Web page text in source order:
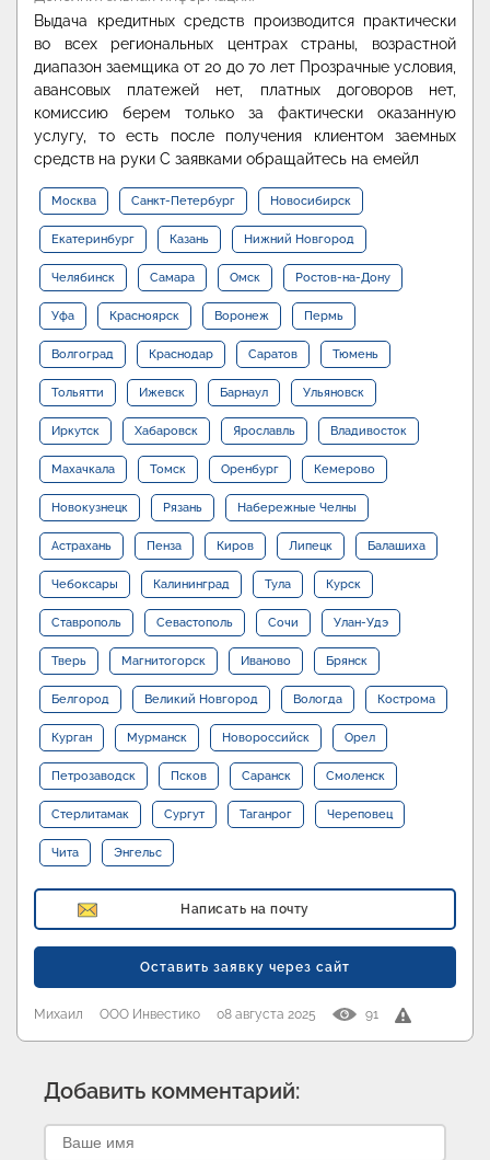
Выдача кредитных средств производится практически
во всех региональных центрах страны, возрастной
диапазон заемщика от 20 до 70 лет Прозрачные условия,
авансовых платежей нет, платных договоров нет,
комиссию берем только за фактически оказанную
услугу, то есть после получения клиентом заемных
средств на руки С заявками обращайтесь на емейл
Москва Санкт-Петербург Новосибирск
Екатеринбург Казань Нижний Новгород
Челябинск Самара Омск Ростов-на-Дону
Уфа Красноярск Воронеж Пермь
Волгоград Краснодар Саратов Тюмень
Тольятти Ижевск Барнаул Ульяновск
Иркутск Хабаровск Ярославль Владивосток
Махачкала Томск Оренбург Кемерово
Новокузнецк Рязань Набережные Челны
Астрахань Пенза Киров Липецк Балашиха
Чебоксары Калининград Тула Курск
Ставрополь Севастополь Сочи Улан-Удэ
Тверь Магнитогорск Иваново Брянск
Белгород Великий Новгород Вологда Кострома
Курган Мурманск Новороссийск Орел
Петрозаводск Псков Саранск Смоленск
Стерлитамак Сургут Таганрог Череповец
Чита Энгельс
Написать на почту
Оставить заявку через сайт
Михаил ООО Инвестико 08 августа 2025 91
Добавить комментарий: